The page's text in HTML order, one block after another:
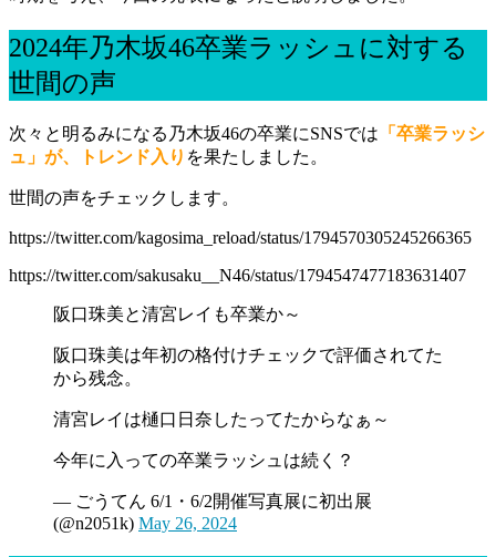
2024年乃木坂46卒業ラッシュに対する
世間の声
次々と明るみになる乃木坂46の卒業にSNSでは 「卒業ラッシ
ュ」が、トレンド入り を果たしました。
世間の声をチェックします。
https://twitter.com/kagosima_reload/status/1794570305245266365
https://twitter.com/sakusaku__N46/status/1794547477183631407
阪口珠美と清宮レイも卒業か～
阪口珠美は年初の格付けチェックで評価されてた
から残念。
清宮レイは樋口日奈したってたからなぁ～
今年に入っての卒業ラッシュは続く？
— ごうてん 6/1・6/2開催写真展に初出展
(@n2051k) May 26, 2024